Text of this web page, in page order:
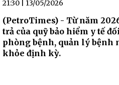
21:30 | 13/05/2026
(PetroTimes) - Từ năm
trả của quỹ bảo hiểm y tế
phòng bệnh, quản lý bệnh
khỏe định kỳ.